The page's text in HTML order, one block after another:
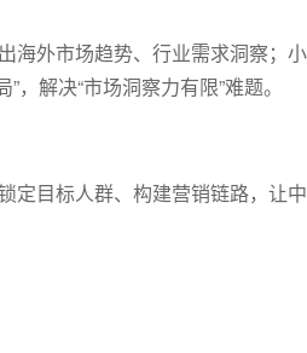
海外市场趋势、行业需求洞察；
，解决“市场洞察力有限”难题。
定目标人群、构建营销链路，让